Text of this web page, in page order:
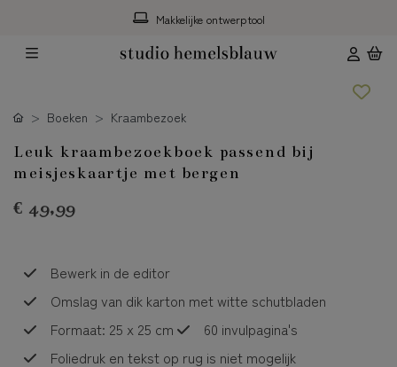
Makkelijke ontwerptool
Boeken Kraambezoek
Leuk kraambezoekboek passend bij
meisjeskaartje met bergen
€ 49,99
Bewerk in de editor
Omslag van dik karton met witte schutbladen
Formaat: 25 x 25 cm
60 invulpagina's
Foliedruk en tekst op rug is niet mogelijk